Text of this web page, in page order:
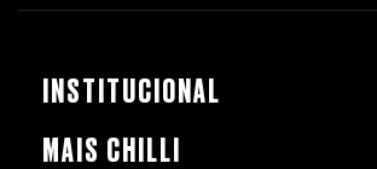
INSTITUCIONAL
MAIS CHILLI